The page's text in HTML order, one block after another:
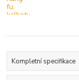
Kompletní specifikace